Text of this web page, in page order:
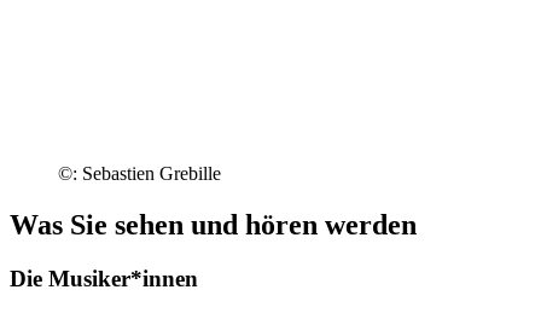
©: Sebastien Grebille
Was Sie sehen und hören werden
Die Musiker*innen